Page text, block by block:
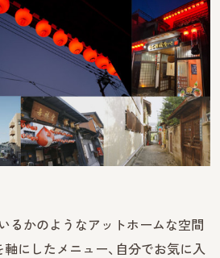
るかのようなアットホームな空間
軸にしたメニュー、自分でお気に入